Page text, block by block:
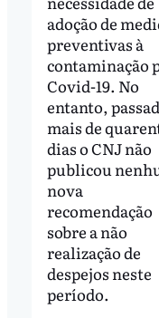
adoção de
preventivas à
contaminação
Covid-19. No
entanto,
mais de
dias o CNJ não
publicou
nova
recomendação
sobre a não
realização de
despejos neste
período.